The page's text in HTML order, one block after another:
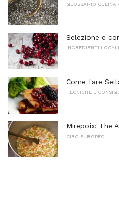
GLOSSARIO
Selezione e
INGREDIENTI LOCALI
Come fare
TECNICHE E
Mirepoix: The
CIBO EUROPEO